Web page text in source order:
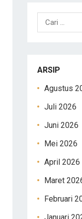
Cari
untuk:
ARSIP
Agustus
Juli 2026
Juni 2026
Mei 2026
April 2026
Maret
Februari